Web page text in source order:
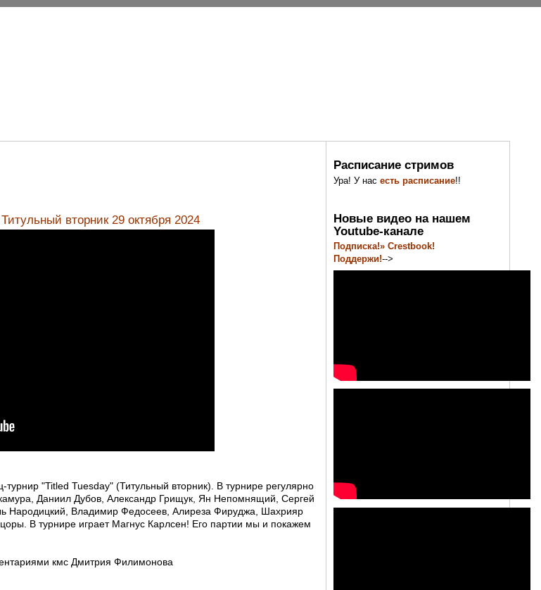
вторник 29 октября 2024
турнир "Titled Tuesday" (Титульный вторник). В турнире регулярно
Даниил Дубов, Александр Грищук, Ян Непомнящий, Сергей
Народицкий, Владимир Федосеев, Алиреза Фируджа, Шахрияр
В турнире играет Магнус Карлсен! Его партии мы и покажем
кмс Дмитрия Филимонова
Расписание стримов
Ура! У насесть расписание!!
Новые видео на нашем
Youtube-канале
Подписка!» Crestbook!
Поддержи!-->